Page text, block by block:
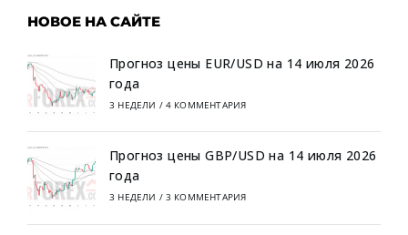
НОВОЕ НА САЙТЕ
Прогноз цены EUR/USD на 14 июля 2026
года
3 НЕДЕЛИ / 4 КОММЕНТАРИЯ
Прогноз цены GBP/USD на 14 июля 2026
года
3 НЕДЕЛИ / 3 КОММЕНТАРИЯ